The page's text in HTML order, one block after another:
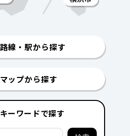
路線・駅から探す
マップから探す
キーワードで探す